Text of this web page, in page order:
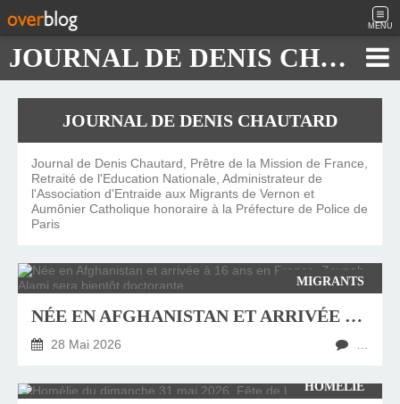
MENU
JOURNAL DE DENIS CHAUTARD
JOURNAL DE DENIS CHAUTARD
Journal de Denis Chautard, Prêtre de la Mission de France,
Retraité de l'Education Nationale, Administrateur de
l'Association d'Entraide aux Migrants de Vernon et
Aumônier Catholique honoraire à la Préfecture de Police de
Paris
MIGRANTS
NÉE EN AFGHANISTAN ET ARRIVÉE À 16 ANS EN FRANCE, ZEYNAB ALAMI SERA BIENTÔT DOCTORANTE
28 Mai 2026
HOMÉLIE